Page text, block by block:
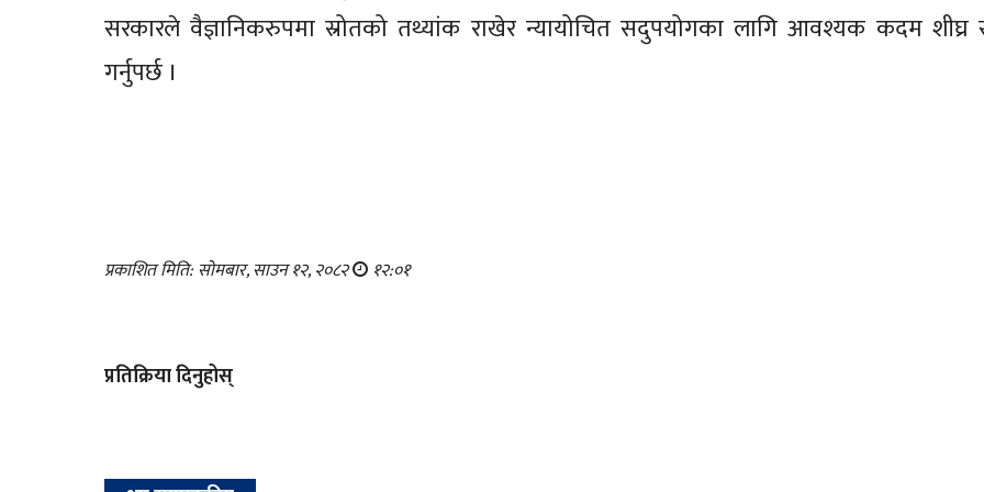
सरकारले वैज्ञानिकरुपमा स्रोतको तथ्यांक राखेर न्यायोचित सदुपयोगका लागि आवश्यक कदम शीघ्र
गर्नुपर्छ ।
प्रकाशित मिति: सोमबार, साउन १२, २०८२ १२:०१
प्रतिक्रिया दिनुहोस्